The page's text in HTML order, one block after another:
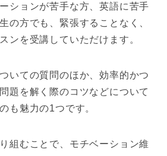
ションが苦手な方、英語に苦手
の方でも、緊張することなく、
ンを受講していただけます。
いての質問のほか、効率的かつ
題を解く際のコツなどについて
も魅力の1つです。
組むことで、モチベーション維